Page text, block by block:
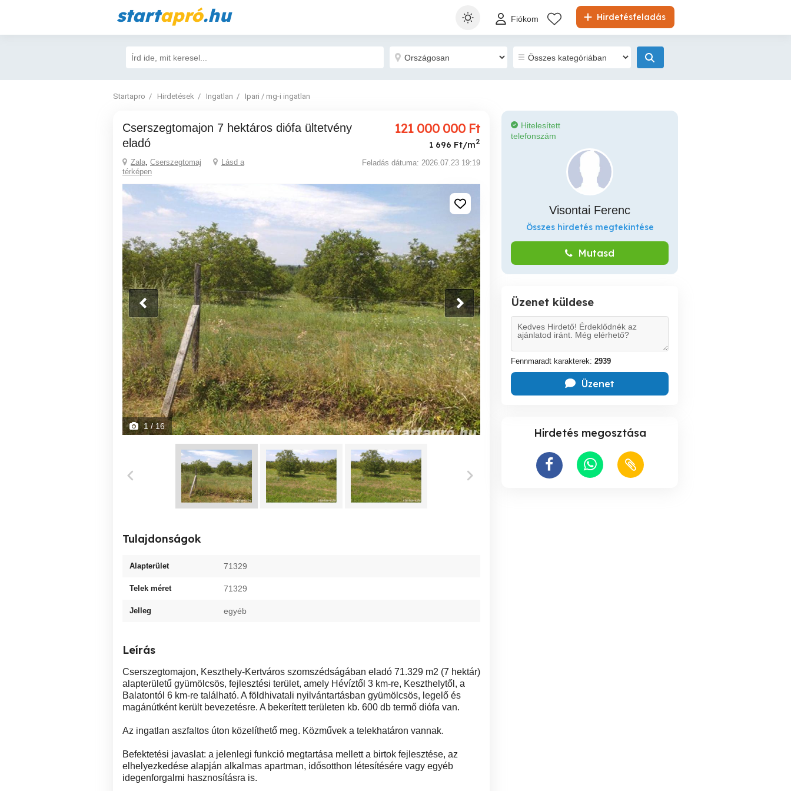
startapró.hu Hirdetésfeladás
Fiókom
Startapro Hirdetések Ingatlan Ipari / mg-i ingatlan
Cserszegtomajon 7 hektáros diófa ültetvény
eladó
121 000 000 Ft
1 696 Ft/m2
Zala, Cserszegtomaj
Lásd a
térképen
Feladás dátuma: 2026.07.23 19:19
1/ 16
Tulajdonságok
Alapterület 71329
Telek méret 71329
Jelleg egyéb
Leírás
Cserszegtomajon, Keszthely-Kertváros szomszédságában eladó 71.329 m2 (7 hektár)
alapterületű gyümölcsös, fejlesztési terület, amely Hévíztől 3 km-re, Keszthelytől, a
Balatontól 6 km-re található. A földhivatali nyilvántartásban gyümölcsös, legelő és
magánútként került bevezetésre. A bekerített területen kb. 600 db termő diófa van.
Az ingatlan aszfaltos úton közelíthető meg. Közművek a telekhatáron vannak.
Befektetési javaslat: a jelenlegi funkció megtartása mellett a birtok fejlesztése, az
elhelyezkedése alapján alkalmas apartman, idősotthon létesítésére vagy egyéb
idegenforgalmi hasznosításra is.
Hitelesített
telefonszám
Visontai Ferenc
Összes hirdetés megtekintése
Mutasd
Üzenet küldese
Fennmaradt karakterek: 2939
Üzenet
Hirdetés megosztása